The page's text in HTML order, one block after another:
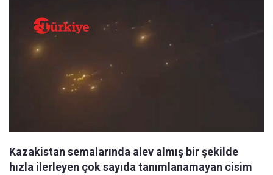
Kazakistan semalarında alev almış bir şekilde
hızla ilerleyen çok sayıda tanımlanamayan cisim